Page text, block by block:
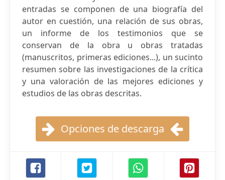
entradas se componen de una biografía del
autor en cuestión, una relación de sus obras,
un informe de los testimonios que se
conservan de la obra u obras tratadas
(manuscritos, primeras ediciones...), un sucinto
resumen sobre las investigaciones de la crítica
y una valoración de las mejores ediciones y
estudios de las obras descritas.
Opciones de descarga